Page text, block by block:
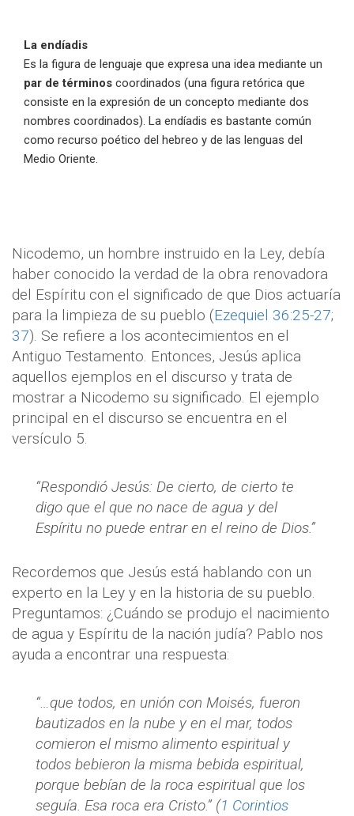
La endíadis
Es la figura de lenguaje que expresa una idea mediante un
par de términos coordinados (una figura retórica que
consiste en la expresión de un concepto mediante dos
nombres coordinados). La endíadis es bastante común
como recurso poético del hebreo y de las lenguas del
Medio Oriente.
Nicodemo, un hombre instruido en la Ley, debía
haber conocido la verdad de la obra renovadora
del Espíritu con el significado de que Dios actuaría
para la limpieza de su pueblo (Ezequiel 36:25-27;
37). Se refiere a los acontecimientos en el
Antiguo Testamento. Entonces, Jesús aplica
aquellos ejemplos en el discurso y trata de
mostrar a Nicodemo su significado. El ejemplo
principal en el discurso se encuentra en el
versículo 5.
“Respondió Jesús: De cierto, de cierto te
digo que el que no nace de agua y del
Espíritu no puede entrar en el reino de Dios.”
Recordemos que Jesús está hablando con un
experto en la Ley y en la historia de su pueblo.
Preguntamos: ¿Cuándo se produjo el nacimiento
de agua y Espíritu de la nación judía? Pablo nos
ayuda a encontrar una respuesta:
“…que todos, en unión con Moisés, fueron
bautizados en la nube y en el mar, todos
comieron el mismo alimento espiritual y
todos bebieron la misma bebida espiritual,
porque bebían de la roca espiritual que los
seguía. Esa roca era Cristo.” (1 Corintios